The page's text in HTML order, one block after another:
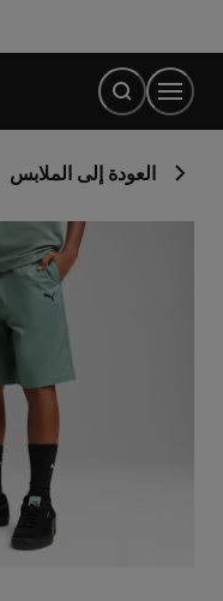
Content
العودة إلى الملابس